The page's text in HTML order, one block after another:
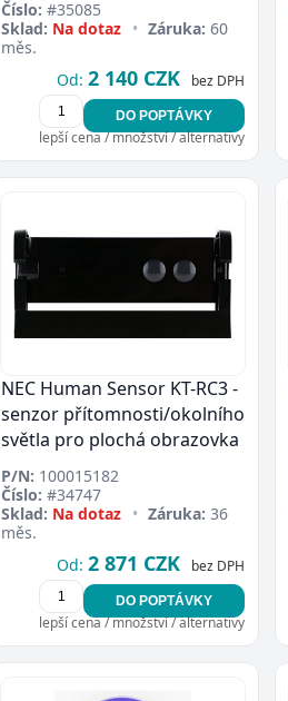
Zavřít
Číslo: #35085
Sklad: Na dotaz • Záruka: 60
měs.
Od: 2 140 CZK bez DPH
DO POPTÁVKY
lepší cena / množství / alternativy
NEC Human Sensor KT-RC3 -
senzor přítomnosti/okolního
světla pro plochá obrazovka
P/N: 100015182
Číslo: #34747
Sklad: Na dotaz • Záruka: 36
měs.
Od: 2 871 CZK bez DPH
DO POPTÁVKY
lepší cena / množství / alternativy